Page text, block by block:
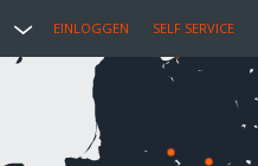
EINLOGGEN SELF SERVICE